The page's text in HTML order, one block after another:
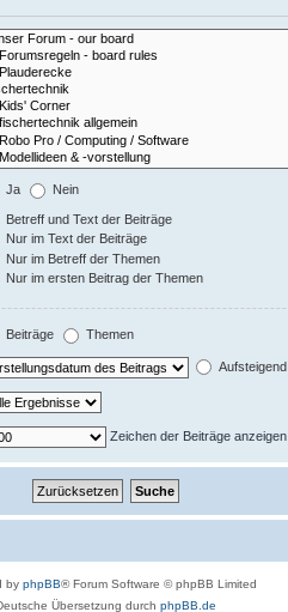
Ja Nein
Betreff und Text der Beiträge
Nur im Text der Beiträge
Nur im Betreff der Themen
Nur im ersten Beitrag der Themen
Beiträge Themen
Aufsteigend
Zeichen der Beiträge anzeigen
by phpBB® Forum Software © phpBB Limited
Übersetzung durch phpBB.de